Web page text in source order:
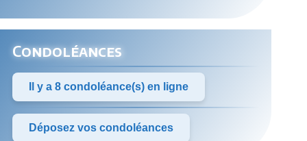
Condoléances
Il y a 8 condoléance(s) en ligne
Déposez vos condoléances